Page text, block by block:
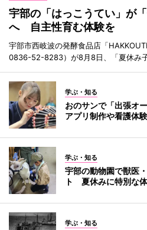
宇部の「はっこうてい」が
へ 自主性育む体験を
宇部市西岐波の発酵食品店「
0836-52-8283）が8月8日、「夏休み
学ぶ・知る
おのサンで「出張オ
アプリ制作や看護体
学ぶ・知る
宇部の動物園で獣医
ト 夏休みに特別な
学ぶ・知る